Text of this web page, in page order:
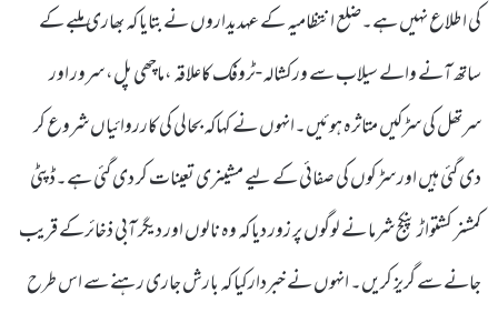
کی اطلاع نہیں ہے۔ضلع انتظامیہ کے عہدیداروں نے بتایا کہ بھاری ملبے کے
ساتھ آنے والے سیلاب سے ورکشالہ-ٹروفک کاعلاقہ ،ماچھی پل، سرور اور
سرتھل کی سڑکیں متاثرہ ہوئیں۔انہوں نے کہاکہ بحالی کی کارروائیاں شروع کر
دی گئی ہیں اور سڑکوں کی صفائی کے لیے مشینری تعینات کر دی گئی ہے۔ڈپٹی
کمشنر کشتواڑ پنکج شرما نے لوگوں پر زور دیا کہ وہ نالوں اور دیگر آبی ذخائرکے قریب
جانے سے گریز کریں۔ انہوں نے خبردارکیا کہ بارش جاری رہنے سے اس طرح